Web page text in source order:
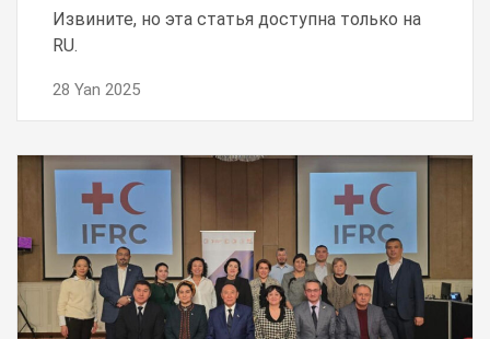
Извините, но эта статья доступна только на
RU.
28 Yan 2025